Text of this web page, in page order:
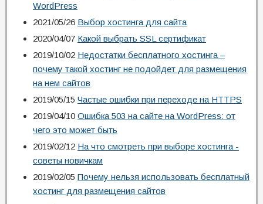
WordPress
2021/05/26 Выбор хостинга для сайта
2020/04/07 Какой выбрать SSL сертификат
2019/10/02 Недостатки бесплатного хостинга –
почему такой хостинг не подойдет для размещения
на нем сайтов
2019/05/15 Частые ошибки при переходе на HTTPS
2019/04/10 Ошибка 503 на сайте на WordPress: от
чего это может быть
2019/02/12 На что смотреть при выборе хостинга -
советы новичкам
2019/02/05 Почему нельзя использовать бесплатный
хостинг для размещения сайтов